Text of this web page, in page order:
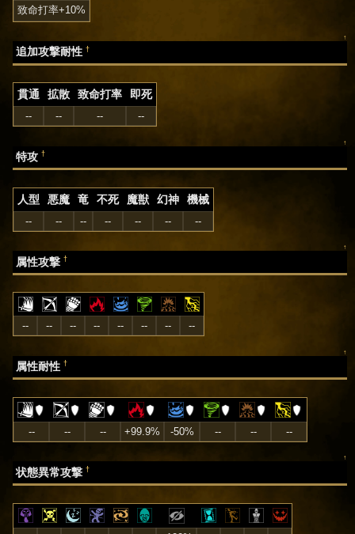
致命打率+10%
↑
追加攻撃耐性†
貫通 拡散 致命打率 即死
-- -- -- --
↑
特攻†
人型 悪魔 竜 不死 魔獣 幻神 機械
-- -- -- -- -- -- --
↑
属性攻撃†
-- -- -- -- -- -- -- --
↑
属性耐性†
-- -- -- +99.9% -50% -- -- --
↑
状態異常攻撃†